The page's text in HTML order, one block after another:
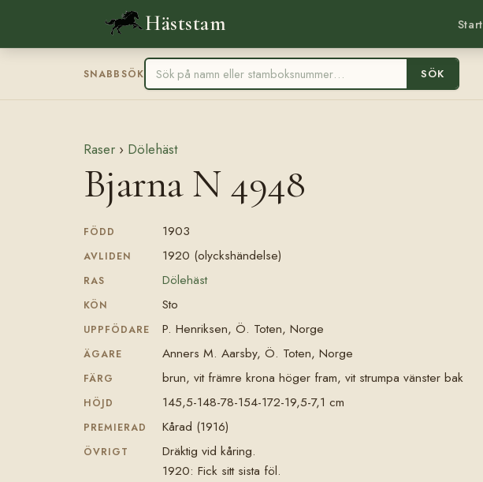
Häststam Start
SNABBSÖK SÖK
Raser › Dölehäst
Bjarna N 4948
FÖDD 1903
AVLIDEN 1920 (olyckshändelse)
RAS Dölehäst
KÖN Sto
UPPFÖDARE P. Henriksen, Ö. Toten, Norge
ÄGARE Anners M. Aarsby, Ö. Toten, Norge
FÄRG brun, vit främre krona höger fram, vit strumpa vänster bak
HÖJD 145,5-148-78-154-172-19,5-7,1 cm
PREMIERAD Kårad (1916)
ÖVRIGT
Dräktig vid kåring.
1920: Fick sitt sista föl.